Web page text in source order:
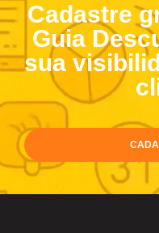
Cadastre
Guia
sua